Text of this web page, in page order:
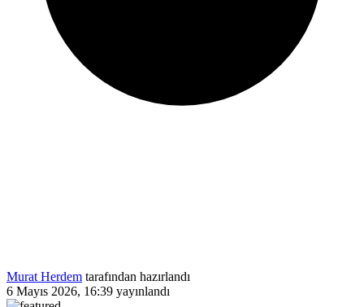
Murat Herdem tarafından hazırlandı
6 Mayıs 2026, 16:39 yayınlandı